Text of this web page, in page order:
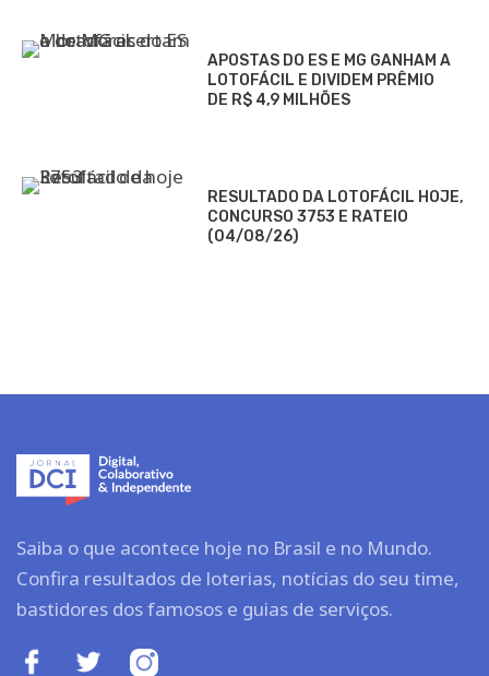
APOSTAS DO ES E MG GANHAM A
LOTOFÁCIL E DIVIDEM PRÊMIO
DE R$ 4,9 MILHÕES
RESULTADO DA LOTOFÁCIL HOJE,
CONCURSO 3753 E RATEIO
(04/08/26)
Saiba o que acontece hoje no Brasil e no Mundo.
Confira resultados de loterias, notícias do seu time,
bastidores dos famosos e guias de serviços.